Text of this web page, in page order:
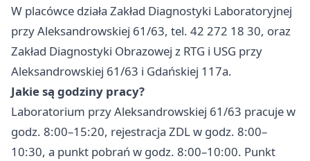
W placówce działa Zakład Diagnostyki Laboratoryjnej
przy Aleksandrowskiej 61/63, tel. 42 272 18 30, oraz
Zakład Diagnostyki Obrazowej z RTG i USG przy
Aleksandrowskiej 61/63 i Gdańskiej 117a.
Jakie są godziny pracy?
Laboratorium przy Aleksandrowskiej 61/63 pracuje w
godz. 8:00–15:20, rejestracja ZDL w godz. 8:00–
10:30, a punkt pobrań w godz. 8:00–10:00. Punkt